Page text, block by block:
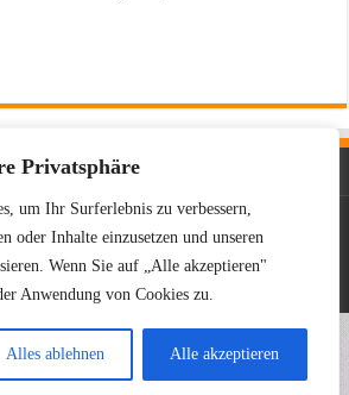
Privatsphäre
um Ihr Surferlebnis zu verbessern,
oder Inhalte einzusetzen und unseren
Wenn Sie auf „Alle akzeptieren"
Anwendung von Cookies zu.
Alles ablehnen Alle akzeptieren